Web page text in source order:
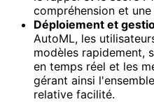
compréhension et
Déploiement et
AutoML, les
modèles rapidement,
en temps réel et les
gérant ainsi
relative facilité.